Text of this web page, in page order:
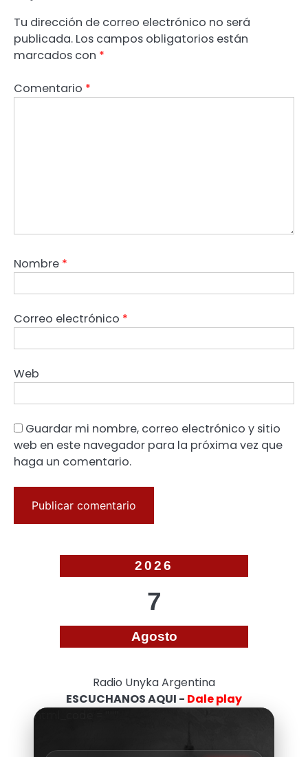
Tu dirección de correo electrónico no será
publicada. Los campos obligatorios están
marcados con *
Comentario *
Nombre *
Correo electrónico *
Web
Guardar mi nombre, correo electrónico y sitio
web en este navegador para la próxima vez que
haga un comentario.
2026
7
Agosto
Radio Unyka Argentina
ESCUCHANOS AQUI - Dale play